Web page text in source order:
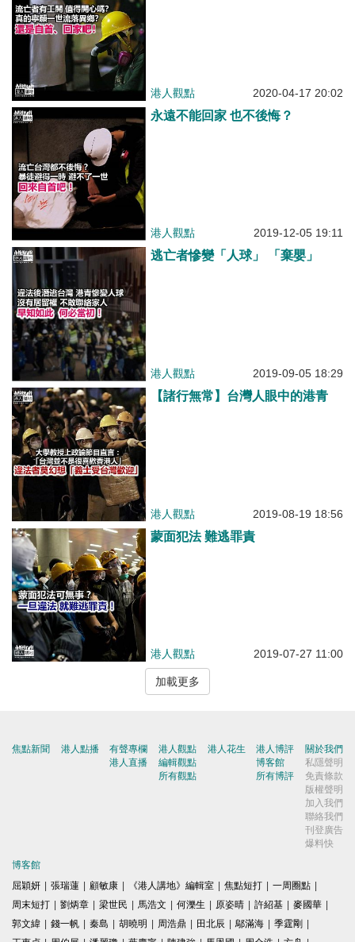
港人觀點 2020-04-17 20:02
永遠不能回家 也不後悔？
港人觀點 2019-12-05 19:11
逃亡者慘變「人球」 「棄嬰」
港人觀點 2019-09-05 18:29
【諸行無常】台灣人眼中的港青
港人觀點 2019-08-19 18:56
蒙面犯法 難逃罪責
港人觀點 2019-07-27 11:00
加載更多
焦點新聞 港人點播
有聲專欄
港人直播
港人觀點
編輯觀點
所有觀點
港人花生
港人博評
博客館
所有博評
關於我們
私隱聲明
免責條款
版權聲明
加入我們
聯絡我們
刊登廣告
爆料快
博客館
屈穎妍
張瑞蓮 顧敏康 《港人講地》編輯室 焦點短打 一周圈點
周末短打
劉炳章 梁世民 馬浩文 何濼生 原姿晴 許紹基 麥國華
郭文緯
錢一帆 秦島 胡曉明 周浩鼎 田北辰 鄔滿海 季霆剛